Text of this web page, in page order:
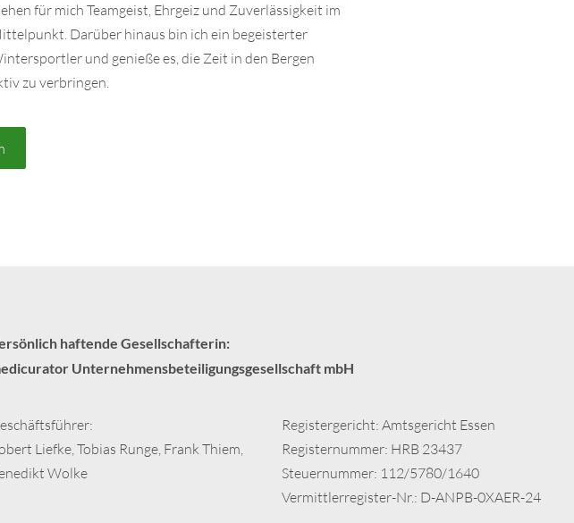
für mich Teamgeist, Ehrgeiz und Zuverlässigkeit im
Darüber hinaus bin ich ein begeisterter
und genieße es, die Zeit in den Bergen
zu verbringen.
haftende Gesellschafterin:
Unternehmensbeteiligungsgesellschaft mbH
Liefke, Tobias Runge, Frank Thiem,
Wolke
Registergericht: Amtsgericht Essen
Registernummer: HRB 23437
Steuernummer: 112/5780/1640
Vermittlerregister-Nr.: D-ANPB-0XAER-24